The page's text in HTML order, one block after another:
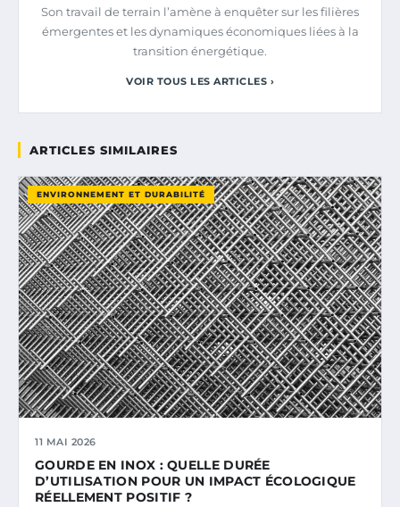
Son travail de terrain l’amène à enquêter sur les filières
émergentes et les dynamiques économiques liées à la
transition énergétique.
VOIR TOUS LES ARTICLES ›
ARTICLES SIMILAIRES
ENVIRONNEMENT ET DURABILITÉ
11 MAI 2026
GOURDE EN INOX : QUELLE DURÉE
D’UTILISATION POUR UN IMPACT ÉCOLOGIQUE
RÉELLEMENT POSITIF ?